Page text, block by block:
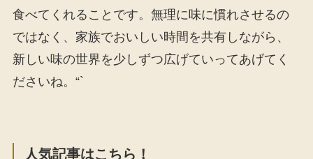
食べてくれることです。無理に味に慣れさせるの
ではなく、家族でおいしい時間を共有しながら、
新しい味の世界を少しずつ広げていってあげてく
ださいね。“`
人気記事はこちら！